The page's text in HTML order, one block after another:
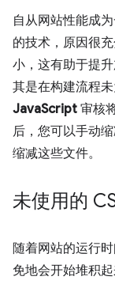
自从网站性能成
的技术，原因很
小，这有助于提
其是在构建流程未
JavaScript 审核
后，您可以手动
缩减这些文件。
未使用的
随着网站的运行
免地会开始堆积